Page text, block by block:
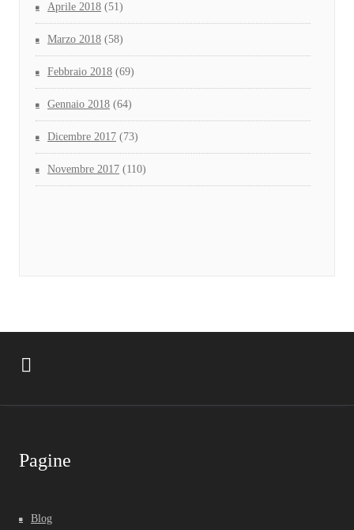
Aprile 2018 (51)
Marzo 2018 (58)
Febbraio 2018 (69)
Gennaio 2018 (64)
Dicembre 2017 (73)
Novembre 2017 (110)
Pagine
Blog